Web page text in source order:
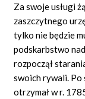
Za swoje usługi
zaszczytnego
tylko nie będzie
podskarbstwo
rozpoczął
swoich rywali. Po
otrzymał w r.